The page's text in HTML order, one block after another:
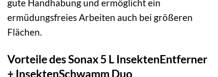
gute Handhabung und ermöglicht ein
ermüdungsfreies Arbeiten auch bei größeren
Flächen.
Vorteile des Sonax 5 L InsektenEntferner
+ InsektenSchwamm Duo